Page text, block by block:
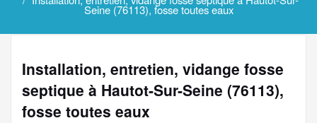
Seine (76113), fosse toutes eaux
Installation, entretien, vidange fosse
septique à Hautot-Sur-Seine (76113),
fosse toutes eaux